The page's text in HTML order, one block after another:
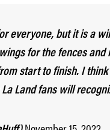
everyone, but it is a
for the fences and
start to finish. I
Land fans will